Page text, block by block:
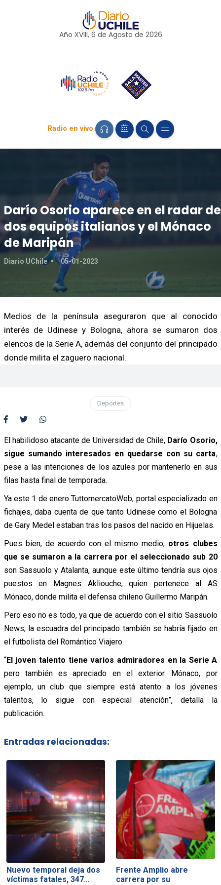
Año XVIII, 6 de Agosto de 2026
Radio en vivo
Darío Osorio aparece en el radar de
dos equipos italianos y el Mónaco
de Maripán
Diario UChile 05-01-2023
Medios de la península aseguraron que al conocido
interés de Udinese y Bologna, ahora se sumaron dos
elencos de la Serie A, además del conjunto del principado
donde milita el zaguero nacional.
Deportes
El habilidoso atacante de Universidad de Chile, Darío Osorio,
sigue sumando interesados en quedarse con su carta,
pese a las intenciones de los azules por mantenerlo en sus
filas hasta final de temporada.
Ya este 1 de enero TuttomercatoWeb, portal especializado en
fichajes, daba cuenta de que tanto Udinese como el Bologna
de Gary Medel estaban tras los pasos del nacido en Hijuelas.
Pues bien, de acuerdo con el mismo medio, otros clubes
que se sumaron a la carrera por el seleccionado sub 20
son Sassuolo y Atalanta, aunque este último tendría sus ojos
puestos en Magnes Akliouche, quien pertenece al AS
Mónaco, donde milita el defensa chileno Guillermo Maripán.
Pero eso no es todo, ya que de acuerdo con el sitio Sassuolo
News, la escuadra del principado también se habría fijado en
el futbolista del Romántico Viajero.
“El joven talento tiene varios admiradores en la Serie A
pero también es apreciado en el exterior. Mónaco, por
ejemplo, un club que siempre está atento a los jóvenes
talentos, lo sigue con especial atención”, detalla la
publicación.
Entradas relacionadas:
Nuevo temporal deja dos
víctimas fatales, 347…
Frente Amplio abre
carrera por su